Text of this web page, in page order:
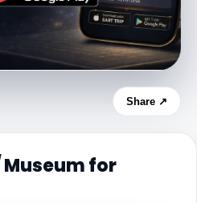
Share ↗
for